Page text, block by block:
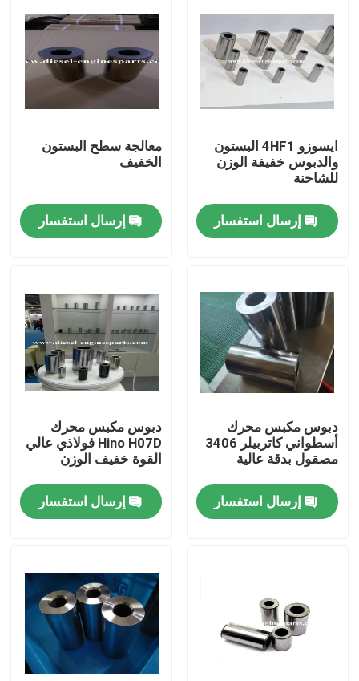
منزل
أشرطة فيديو
عرض الواقع الافتراضي
حول بنا
جولة في المعمل
ضبط الجودة
طلب اقتباس
ايسوزو 4HF1 البستون
والدبوس خفيفة الوزن
للشاحنة
إرسال استفسار
معالجة سطح البستون
الخفيف
إرسال استفسار
دبوس مكبس محرك
أسطواني كاتربيلر 3406
مصقول بدقة عالية
إرسال استفسار
دبوس مكبس محرك
Hino H07D فولاذي عالي
القوة خفيف الوزن
إرسال استفسار